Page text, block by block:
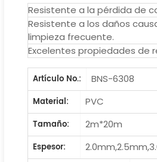
Resistente a la pérdida de
Resistente a los daños
limpieza frecuente.
Excelentes propiedades de
Artículo No.:
BNS-6308
Material:
PVC
Tamaño:
2m*20m
Espesor: